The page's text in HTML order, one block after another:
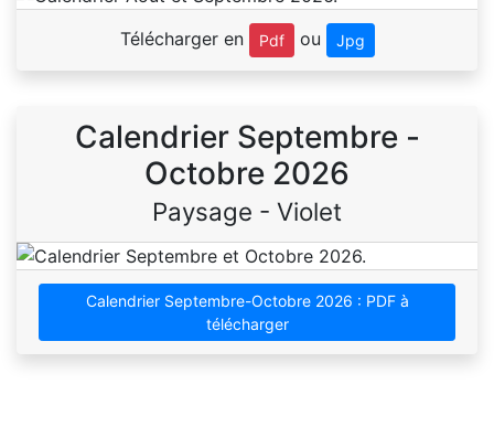
Télécharger en Pdf ou Jpg
Calendrier Septembre -
Octobre 2026
Paysage - Violet
Calendrier Septembre-Octobre 2026 : PDF à
télécharger